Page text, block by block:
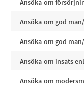
Ansöka om
Ansöka om god
Ansöka om god
Ansöka om insats
Ansöka om